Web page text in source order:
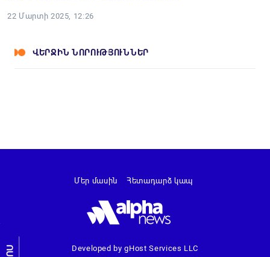
22 Մարտի 2025, 12:26
ՎԵՐՋԻՆ ՆՈՐՈՒԹՅՈՒՆՆԵՐ
Developed by gHost Services LLC
Մեր մասին Հետադարձ կապ